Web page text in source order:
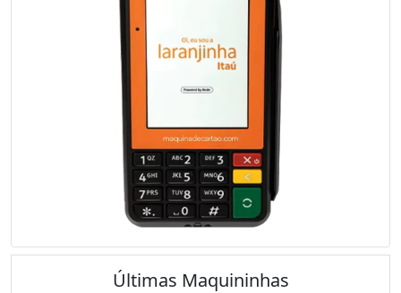
Últimas Maquininhas